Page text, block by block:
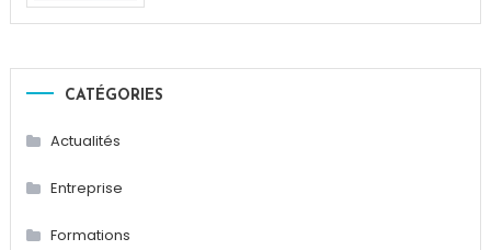
CATÉGORIES
Actualités
Entreprise
Formations